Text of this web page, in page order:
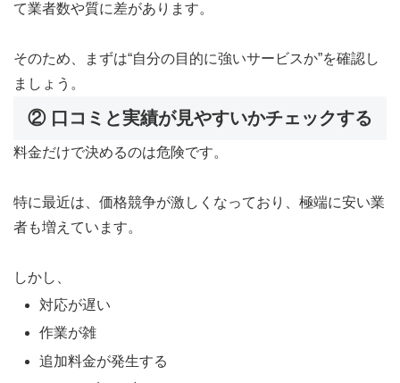
て業者数や質に差があります。
そのため、まずは“自分の目的に強いサービスか”を確認し
ましょう。
② 口コミと実績が見やすいかチェックする
料金だけで決めるのは危険です。
特に最近は、価格競争が激しくなっており、極端に安い業
者も増えています。
しかし、
対応が遅い
作業が雑
追加料金が発生する